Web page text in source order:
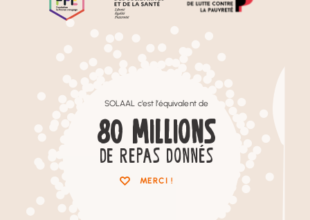
SOLAAL c’est l’équivalent de
80 MILLIONS
DE REPAS DONNÉS
MERCI !